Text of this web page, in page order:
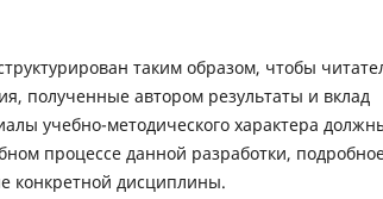
таким образом, чтобы
полученные автором результаты и вклад
учебно-методического характера
процессе данной разработки,
конкретной дисциплины.